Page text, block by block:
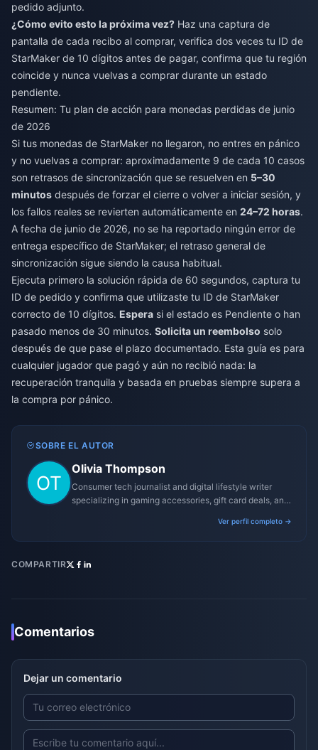
pedido adjunto.
¿Cómo evito esto la próxima vez? Haz una captura de
pantalla de cada recibo al comprar, verifica dos veces tu ID de
StarMaker de 10 dígitos antes de pagar, confirma que tu región
coincide y nunca vuelvas a comprar durante un estado
pendiente.
Resumen: Tu plan de acción para monedas perdidas de junio
de 2026
Si tus monedas de StarMaker no llegaron, no entres en pánico
y no vuelvas a comprar: aproximadamente 9 de cada 10 casos
son retrasos de sincronización que se resuelven en 5–30
minutos después de forzar el cierre o volver a iniciar sesión, y
los fallos reales se revierten automáticamente en 24–72 horas.
A fecha de junio de 2026, no se ha reportado ningún error de
entrega específico de StarMaker; el retraso general de
sincronización sigue siendo la causa habitual.
Ejecuta primero la solución rápida de 60 segundos, captura tu
ID de pedido y confirma que utilizaste tu ID de StarMaker
correcto de 10 dígitos. Espera si el estado es Pendiente o han
pasado menos de 30 minutos. Solicita un reembolso solo
después de que pase el plazo documentado. Esta guía es para
cualquier jugador que pagó y aún no recibió nada: la
recuperación tranquila y basada en pruebas siempre supera a
la compra por pánico.
SOBRE EL AUTOR
Olivia Thompson
Consumer tech journalist and digital lifestyle writer
specializing in gaming accessories, gift card deals, and
Ver perfil completo →
COMPARTIR
Comentarios
Dejar un comentario